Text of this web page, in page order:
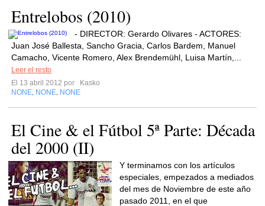
Entrelobos (2010)
- DIRECTOR: Gerardo Olivares - ACTORES:
Juan José Ballesta, Sancho Gracia, Carlos Bardem, Manuel
Camacho, Vicente Romero, Alex Brendemühl, Luisa Martín,...
Leer el resto
El 13 abril 2012 por
Kasko
NONE NONE NONE
El Cine & el Fútbol 5ª Parte: Década
del 2000 (II)
Y terminamos con los artículos
especiales, empezados a mediados
del mes de Noviembre de este año
pasado 2011, en el que